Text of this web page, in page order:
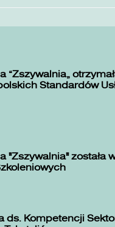
„Zszywalnia”
Standardów
"Zszywalnia" została
ds. Kompetencji